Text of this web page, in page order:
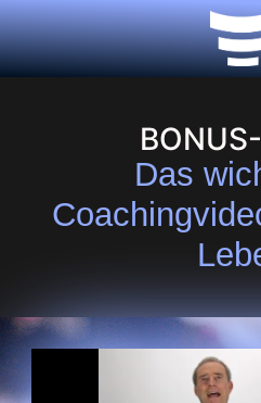
Das